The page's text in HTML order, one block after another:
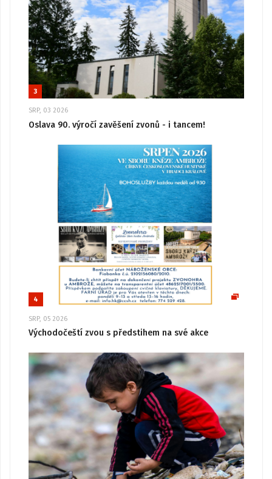
3
SRP, 03 2026
Oslava 90. výročí zavěšení zvonů - i tancem!
4
SRP, 05 2026
Východočeští zvou s předstihem na své akce